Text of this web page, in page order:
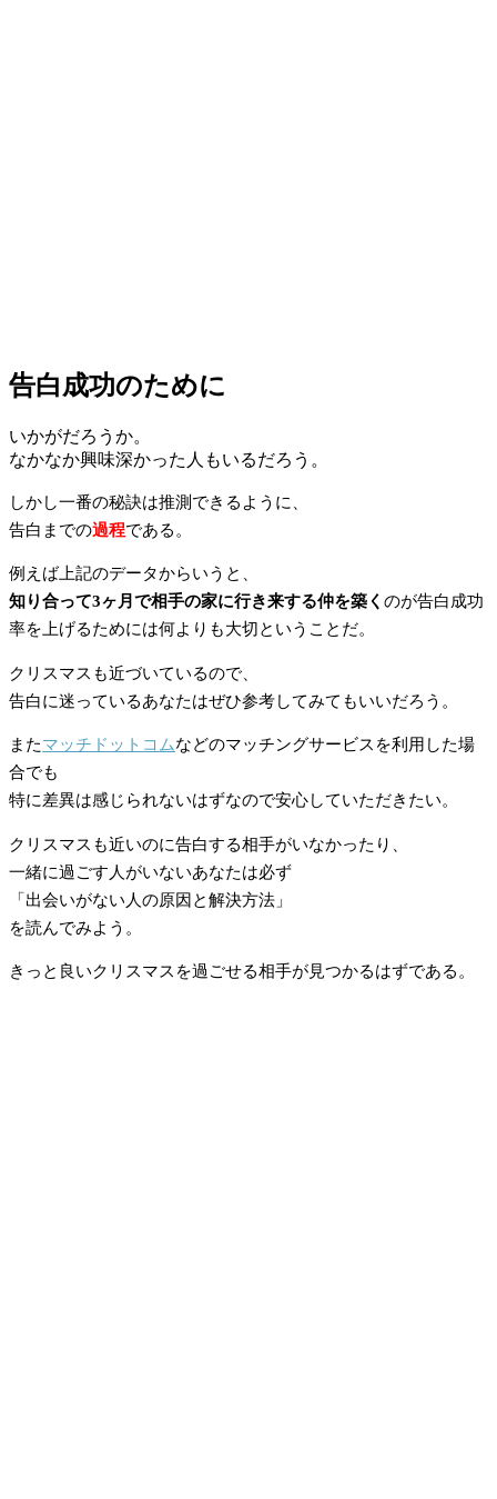
告白成功のために
いかがだろうか。
なかなか興味深かった人もいるだろう。
しかし一番の秘訣は推測できるように、
告白までの過程である。
例えば上記のデータからいうと、
知り合って3ヶ月で相手の家に行き来する仲を築く のが告白成功
率を上げるためには何よりも大切ということだ。
クリスマスも近づいているので、
告白に迷っているあなたはぜひ参考してみてもいいだろう。
またマッチドットコムなどのマッチングサービスを利用した場
合でも
特に差異は感じられないはずなので安心していただきたい。
クリスマスも近いのに告白する相手がいなかったり、
一緒に過ごす人がいないあなたは必ず
「出会いがない人の原因と解決方法」
を読んでみよう。
きっと良いクリスマスを過ごせる相手が見つかるはずである。